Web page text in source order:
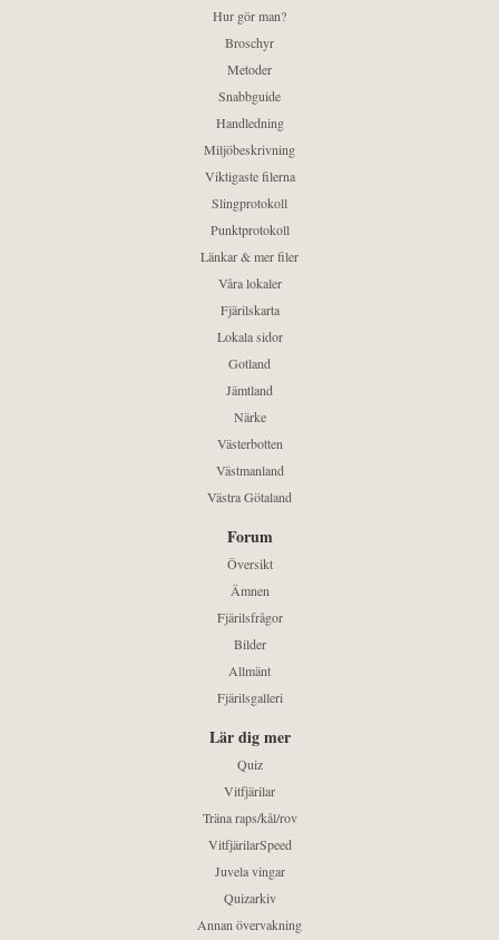
Hur gör man?
Broschyr
Metoder
Snabbguide
Handledning
Miljöbeskrivning
Viktigaste filerna
Slingprotokoll
Punktprotokoll
Länkar & mer filer
Våra lokaler
Fjärilskarta
Lokala sidor
Gotland
Jämtland
Närke
Västerbotten
Västmanland
Västra Götaland
Forum
Översikt
Ämnen
Fjärilsfrågor
Bilder
Allmänt
Fjärilsgalleri
Lär dig mer
Quiz
Vitfjärilar
Träna raps/kål/rov
VitfjärilarSpeed
Juvela vingar
Quizarkiv
Annan övervakning